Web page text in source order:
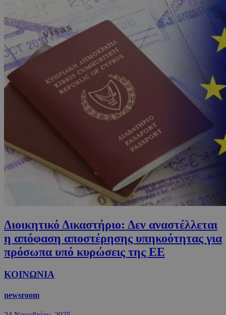
Διοικητικό Δικαστήριο: Δεν αναστέλλεται
η απόφαση αποστέρησης υπηκοότητας για
πρόσωπα υπό κυρώσεις της ΕΕ
ΚΟΙΝΩΝΙΑ
newsroom